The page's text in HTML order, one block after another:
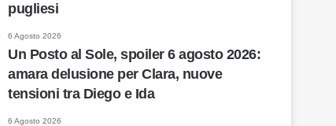
pugliesi
6 Agosto 2026
Un Posto al Sole, spoiler 6 agosto 2026:
amara delusione per Clara, nuove
tensioni tra Diego e Ida
6 Agosto 2026